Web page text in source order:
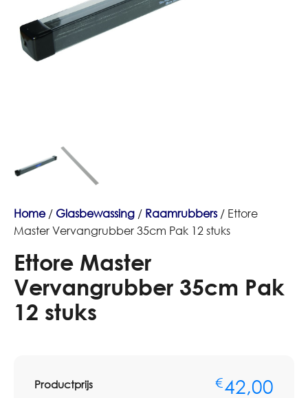
Home/ Glasbewassing / Raamrubbers / Ettore
Master Vervangrubber 35cm Pak 12 stuks
Ettore Master
Vervangrubber 35cm Pak
12 stuks
Productprijs €42,00